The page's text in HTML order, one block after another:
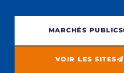
MARCHÉS PUBLICS
VOIR LES SITES